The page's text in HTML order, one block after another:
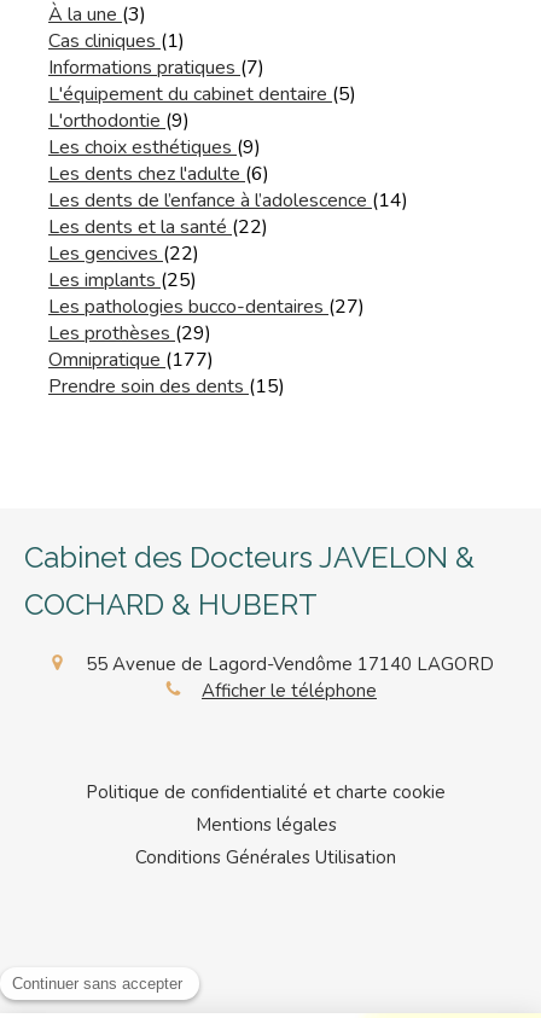
À la une (3)
Cas cliniques (1)
Informations pratiques (7)
L'équipement du cabinet dentaire (5)
L'orthodontie (9)
Les choix esthétiques (9)
Les dents chez l'adulte (6)
Les dents de l’enfance à l’adolescence (14)
Les dents et la santé (22)
Les gencives (22)
Les implants (25)
Les pathologies bucco-dentaires (27)
Les prothèses (29)
Omnipratique (177)
Prendre soin des dents (15)
Cabinet des Docteurs JAVELON &
COCHARD & HUBERT
55 Avenue de Lagord-Vendôme 17140 LAGORD
Afficher le téléphone
Politique de confidentialité et charte cookie
Mentions légales
Conditions Générales Utilisation